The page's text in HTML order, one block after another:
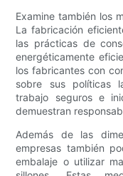
Examine también los
La fabricación
las prácticas de
energéticamente
los fabricantes con
sobre sus políticas
trabajo seguros e
demuestran
Además de las
empresas también
embalaje o utilizar